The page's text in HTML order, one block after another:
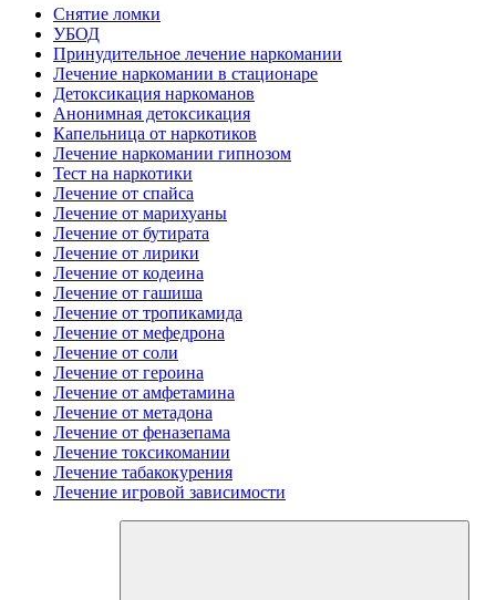
Снятие ломки
УБОД
Принудительное лечение наркомании
Лечение наркомании в стационаре
Детоксикация наркоманов
Анонимная детоксикация
Капельница от наркотиков
Лечение наркомании гипнозом
Тест на наркотики
Лечение от спайса
Лечение от марихуаны
Лечение от бутирата
Лечение от лирики
Лечение от кодеина
Лечение от гашиша
Лечение от тропикамида
Лечение от мефедрона
Лечение от соли
Лечение от героина
Лечение от амфетамина
Лечение от метадона
Лечение от феназепама
Лечение токсикомании
Лечение табакокурения
Лечение игровой зависимости